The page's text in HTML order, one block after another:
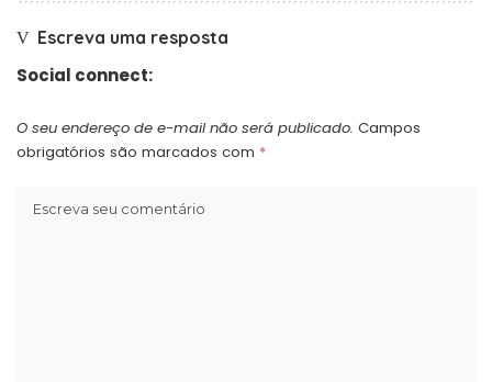
Escreva uma resposta
Social connect:
O seu endereço de e-mail não será publicado. Campos
obrigatórios são marcados com *